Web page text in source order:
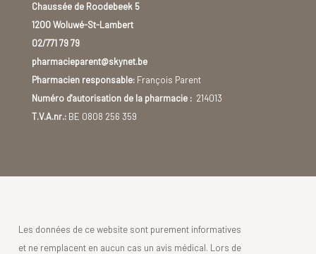
Chaussée de Roodebeek 5
1200 Woluwé-St-Lambert
02/771 79 79
pharmacieparent@skynet.be
Pharmacien responsable:François Parent
Numéro d'autorisation de la pharmacie :214013
T.V.A.nr.:BE 0808 256 359
Les données de ce website sont purement informatives
et ne remplacent en aucun cas un avis médical. Lors de